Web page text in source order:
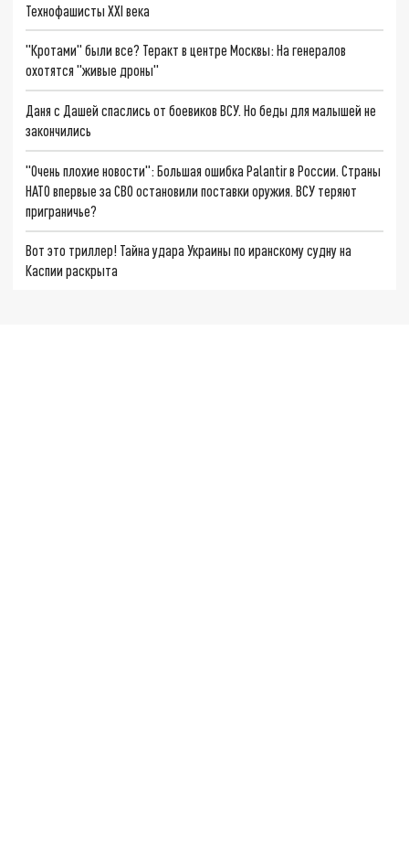
Технофашисты XXI века
"Кротами" были все? Теракт в центре Москвы: На генералов
охотятся "живые дроны"
Даня с Дашей спаслись от боевиков ВСУ. Но беды для малышей не
закончились
"Очень плохие новости": Большая ошибка Palantir в России. Страны
НАТО впервые за СВО остановили поставки оружия. ВСУ теряют
приграничье?
Вот это триллер! Тайна удара Украины по иранскому судну на
Каспии раскрыта